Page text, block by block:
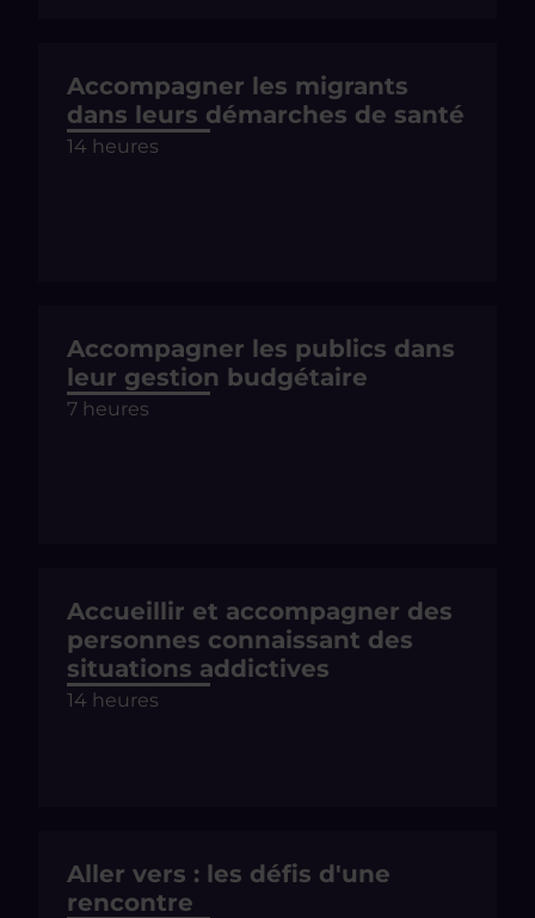
Accompagner les migrants
dans leurs démarches de santé
14 heures
Accompagner les publics dans
leur gestion budgétaire
7 heures
Accueillir et accompagner des
personnes connaissant des
situations addictives
14 heures
Aller vers : les défis d'une
rencontre